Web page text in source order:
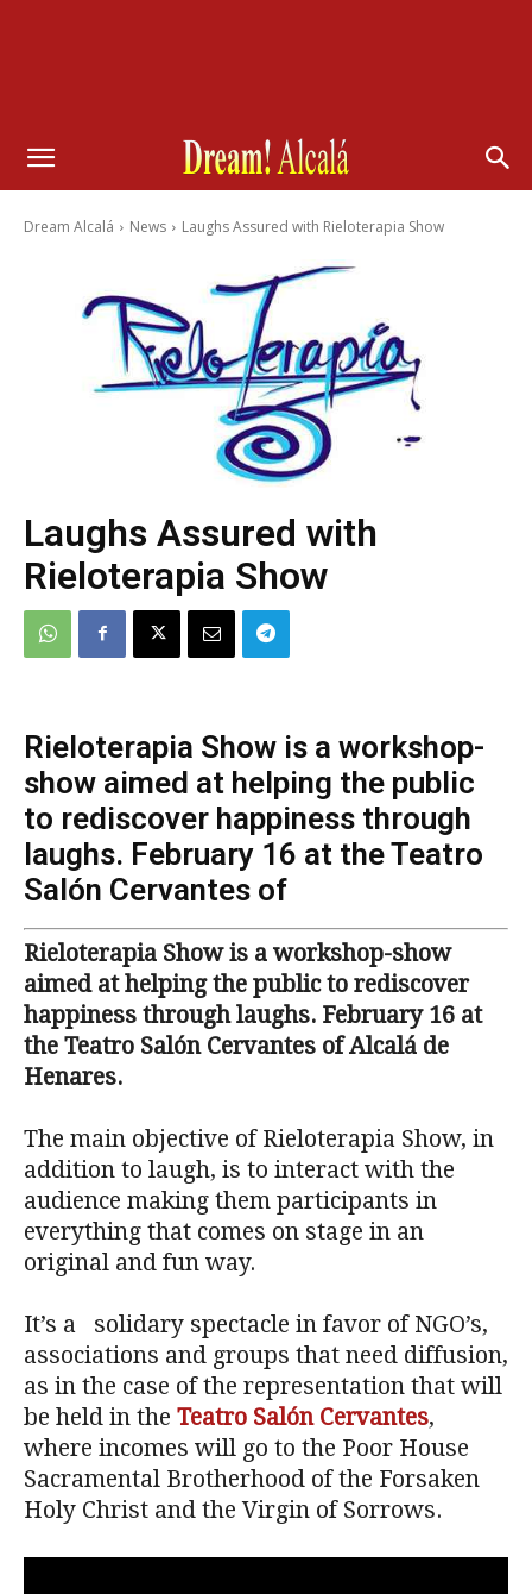
Dream Alcalá News Laughs Assured with Rieloterapia Show
Laughs Assured with
Rieloterapia Show
Rieloterapia Show is a workshop-
show aimed at helping the public
to rediscover happiness through
laughs. February 16 at the Teatro
Salón Cervantes of
Rieloterapia Show is a workshop-show
aimed at helping the public to rediscover
happiness through laughs. February 16 at
the Teatro Salón Cervantes of Alcalá de
Henares.
The main objective of Rieloterapia Show, in
addition to laugh, is to interact with the
audience making them participants in
everything that comes on stage in an
original and fun way.
It’s a solidary spectacle in favor of NGO’s,
associations and groups that need diffusion,
as in the case of the representation that will
be held in the Teatro Salón Cervantes,
where incomes will go to the Poor House
Sacramental Brotherhood of the Forsaken
Holy Christ and the Virgin of Sorrows.